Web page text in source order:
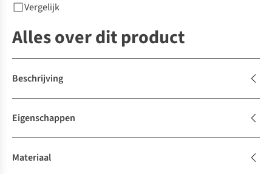
Vergelijk
Alles over dit product
Beschrijving
Eigenschappen
Materiaal